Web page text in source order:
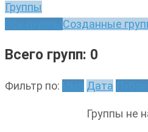
Группы
Все группыСозданные
Всего групп: 0
Фильтр по: Имя Дата
Группы не